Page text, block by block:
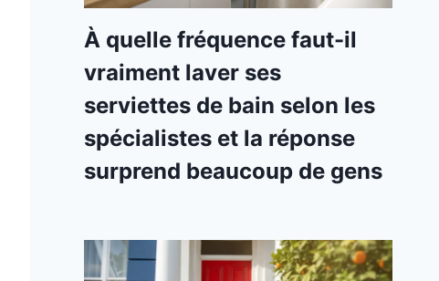
À quelle fréquence faut-il
vraiment laver ses
serviettes de bain selon les
spécialistes et la réponse
surprend beaucoup de gens